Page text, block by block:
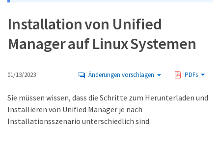
Installation von Unified
Manager auf Linux Systemen
01/13/2023 Änderungen vorschlagen PDFs
Sie müssen wissen, dass die Schritte zum Herunterladen und
Installieren von Unified Manager je nach
Installationsszenario unterschiedlich sind.